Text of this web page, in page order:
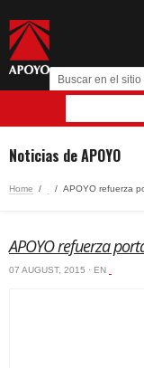
Noticias de APOYO
Home / / APOYO refuerza
APOYO refuerza
07 AUGUST, 2015 · EN